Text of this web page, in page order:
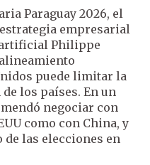
Paraguay 2026, el
empresarial
Philippe
puede limitar la
los países. En un
negociar con
como con China, y
las elecciones en